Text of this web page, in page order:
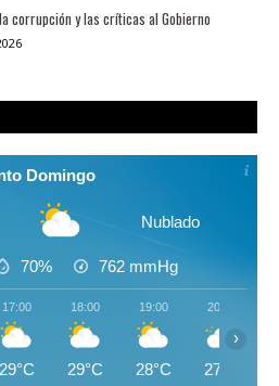
corrupción y las críticas al Gobierno
Domingo
Nublado
70% 762 mmHg
17:00
29°C
18:00
29°C
19:00
28°C
20:00
27°C
›